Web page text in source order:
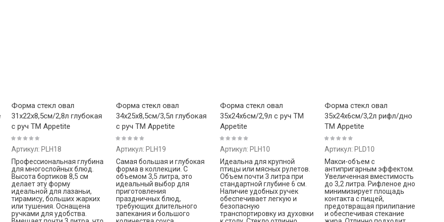
Форма стекл овал
31х22х8,5см/2,8л глубокая
с руч ТМ Appetite
Артикул: PLH18
Профессиональная глубина
для многослойных блюд.
Высота бортиков 8,5 см
делает эту форму
идеальной для лазаньи,
тирамису, больших жарких
или тушения. Оснащена
ручками для удобства.
Форма стекл овал
34х25х8,5см/3,5л глубокая
с руч ТМ Appetite
Артикул: PLH19
Самая большая и глубокая
форма в коллекции. С
объемом 3,5 литра, это
идеальный выбор для
приготовления
праздничных блюд,
требующих длительного
запекания и большого
Форма стекл овал
35x24x6см/2,9л с руч ТМ
Appetite
Артикул: PLH10
Идеальна для крупной
птицы или мясных рулетов.
Объем почти 3 литра при
стандартной глубине 6 см.
Наличие удобных ручек
обеспечивает легкую и
безопасную
транспортировку из духовки
Форма стекл овал
35x24x6см/3,2л рифл/дно
ТМ Appetite
Артикул: PLD10
Макси-объем с
антипригарным эффектом.
Увеличенная вместимость
до 3,2 литра. Рифленое дно
минимизирует площадь
контакта с пищей,
предотвращая прилипание
и обеспечивая стекание